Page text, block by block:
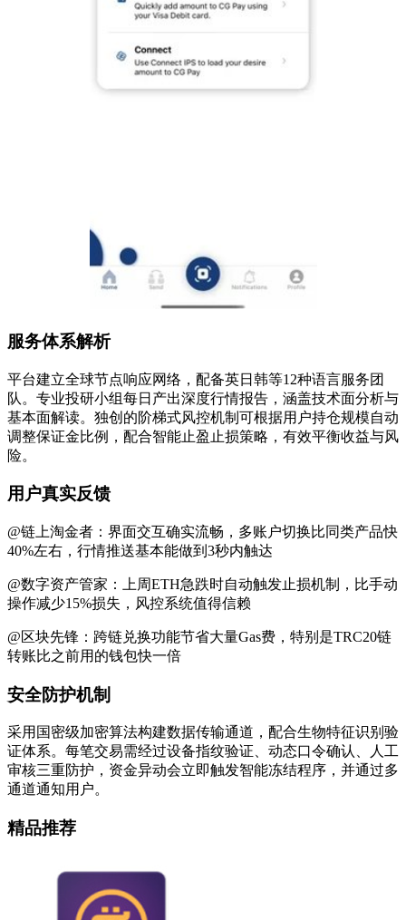
服务体系解析
平台建立全球节点响应网络，配备英日韩等12种语言服务团
队。专业投研小组每日产出深度行情报告，涵盖技术面分析与
基本面解读。独创的阶梯式风控机制可根据用户持仓规模自动
调整保证金比例，配合智能止盈止损策略，有效平衡收益与风
险。
用户真实反馈
@链上淘金者：界面交互确实流畅，多账户切换比同类产品快
40%左右，行情推送基本能做到3秒内触达
@数字资产管家：上周ETH急跌时自动触发止损机制，比手动
操作减少15%损失，风控系统值得信赖
@区块先锋：跨链兑换功能节省大量Gas费，特别是TRC20链
转账比之前用的钱包快一倍
安全防护机制
采用国密级加密算法构建数据传输通道，配合生物特征识别验
证体系。每笔交易需经过设备指纹验证、动态口令确认、人工
审核三重防护，资金异动会立即触发智能冻结程序，并通过多
通道通知用户。
精品推荐